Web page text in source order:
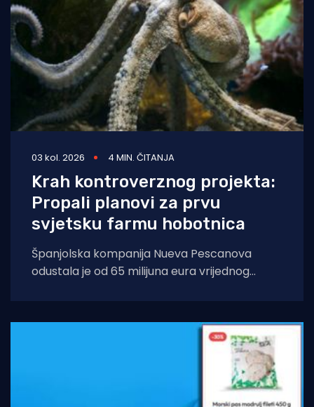
03 kol. 2026 4 MIN. ČITANJA
Krah kontroverznog projekta:
Propali planovi za prvu
svjetsku farmu hobotnica
Španjolska kompanija Nueva Pescanova
odustala je od 65 milijuna eura vrijednog